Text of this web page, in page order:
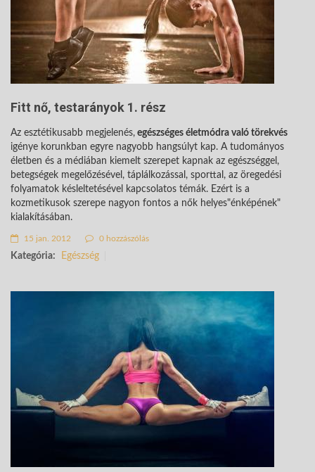
Fitt nő, testarányok 1. rész
Az esztétikusabb megjelenés, egészséges életmódra való törekvés
igénye korunkban egyre nagyobb hangsúlyt kap. A tudományos
életben és a médiában kiemelt szerepet kapnak az egészséggel,
betegségek megelőzésével, táplálkozással, sporttal, az öregedési
folyamatok késleltetésével kapcsolatos témák. Ezért is a
kozmetikusok szerepe nagyon fontos a nők helyes"énképének"
kialakításában.
15 jan. 2012 0 hozzászólás
Kategória: Egészség